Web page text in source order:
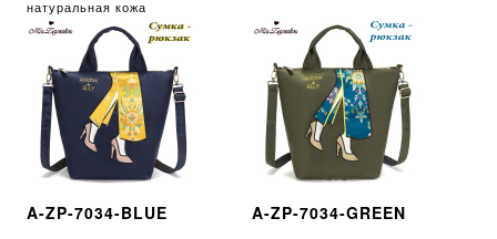
натуральная кожа
A-ZP-7034-BLUE A-ZP-7034-GREEN